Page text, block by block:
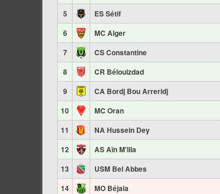
5
ES Sétif
6
MC Alger
7
CS Constantine
8
CR Bélouizdad
9
CA Bordj Bou Arreridj
10
MC Oran
11
NA Hussein Dey
12
AS Aïn M'lila
13
USM Bel Abbes
14
MO Béjaia